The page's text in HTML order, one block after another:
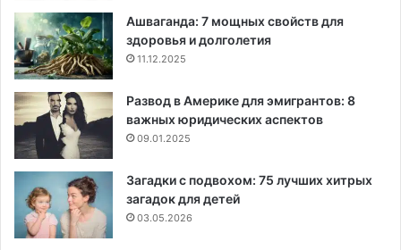
Ашваганда: 7 мощных свойств для
здоровья и долголетия
11.12.2025
Развод в Америке для эмигрантов: 8
важных юридических аспектов
09.01.2025
Загадки с подвохом: 75 лучших хитрых
загадок для детей
03.05.2026